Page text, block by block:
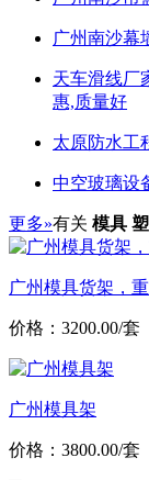
广州南沙幕
天车滑线厂
惠,质量好
太原防水工
中空玻璃设
更多»有关 模具
广州模具货架，
价格：3200.00/套
广州模具架
价格：3800.00/套